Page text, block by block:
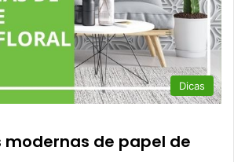
Dicas
de papel de